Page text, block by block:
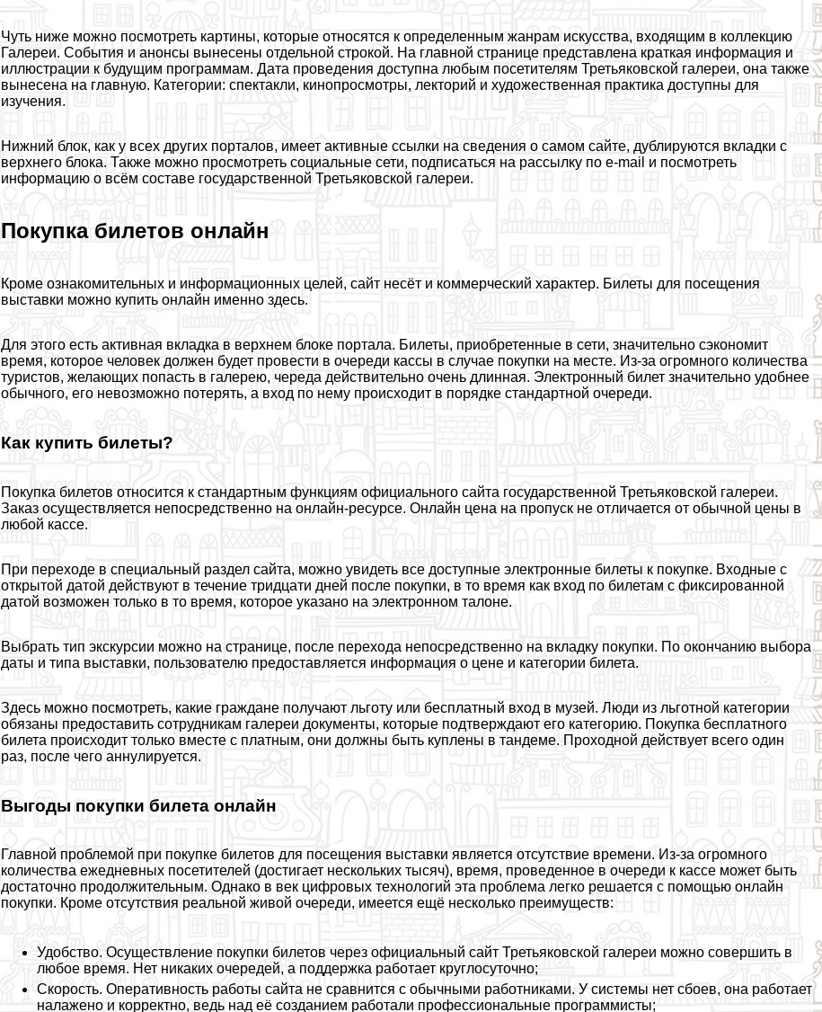
Чуть ниже можно посмотреть картины, которые относятся к определенным жанрам искусства, входящим в коллекцию
Галереи. События и анонсы вынесены отдельной строкой. На главной странице представлена краткая информация и
иллюстрации к будущим программам. Дата проведения доступна любым посетителям Третьяковской галереи, она также
вынесена на главную. Категории: спектакли, кинопросмотры, лекторий и художественная пpaктика доступны для
изучения.
Нижний блок, как у всех других порталов, имеет активные ссылки на сведения о самом сайте, дублируются вкладки с
верхнего блока. Также можно просмотреть социальные сети, подписаться на рассылку по e-mail и посмотреть
информацию о всём составе государственной Третьяковской галереи.
Покупка билетов онлайн
Кроме ознакомительных и информационных целей, сайт несёт и коммерческий хаpaктер. Билеты для посещения
выставки можно купить онлайн именно здесь.
Для этого есть активная вкладка в верхнем блоке портала. Билеты, приобретенные в сети, значительно сэкономит
время, которое человек должен будет провести в очереди кассы в случае покупки на месте. Из-за огромного количества
туристов, желающих попасть в галерею, череда действительно очень длинная. Электронный билет значительно удобнее
обычного, его невозможно потерять, а вход по нему происходит в порядке стандартной очереди.
Как купить билеты?
Покупка билетов относится к стандартным функциям официального сайта государственной Третьяковской галереи.
Заказ осуществляется непосредственно на онлайн-ресурсе. Онлайн цена на пропуск не отличается от обычной цены в
любой кассе.
При переходе в специальный раздел сайта, можно увидеть все доступные электронные билеты к покупке. Входные с
открытой датой действуют в течение тридцати дней после покупки, в то время как вход по билетам с фиксированной
датой возможен только в то время, которое указано на электронном талоне.
Выбрать тип экскурсии можно на странице, после перехода непосредственно на вкладку покупки. По окончанию выбора
даты и типа выставки, пользователю предоставляется информация о цене и категории билета.
Здесь можно посмотреть, какие граждане получают льготу или бесплатный вход в музей. Люди из льготной категории
обязаны предоставить сотрудникам галереи документы, которые подтверждают его категорию. Покупка бесплатного
билета происходит только вместе с платным, они должны быть куплены в тандеме. Проходной действует всего один
раз, после чего аннулируется.
Выгоды покупки билета онлайн
Главной проблемой при покупке билетов для посещения выставки является отсутствие времени. Из-за огромного
количества ежедневных посетителей (достигает нескольких тысяч), время, проведенное в очереди к кассе может быть
достаточно продолжительным. Однако в век цифровых технологий эта проблема легко решается с помощью онлайн
покупки. Кроме отсутствия реальной живой очереди, имеется ещё несколько преимуществ:
Удобство. Осуществление покупки билетов через официальный сайт Третьяковской галереи можно совершить в
любое время. Нет никаких очередей, а поддержка работает круглосуточно;
Скорость. Оперативность работы сайта не сравнится с обычными работниками. У системы нет сбоев, она работает
налажено и корректно, ведь над её созданием работали профессиональные программисты;